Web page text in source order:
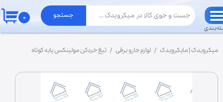
جستجو ۰
میکرویدک | مایکرویدک لوازم جارو برقی تیغ خردکن مولینکس پایه کوتاه
حساب کاربری من
تغییر گذر واژه
سفارشات
خروج از حساب کاربری